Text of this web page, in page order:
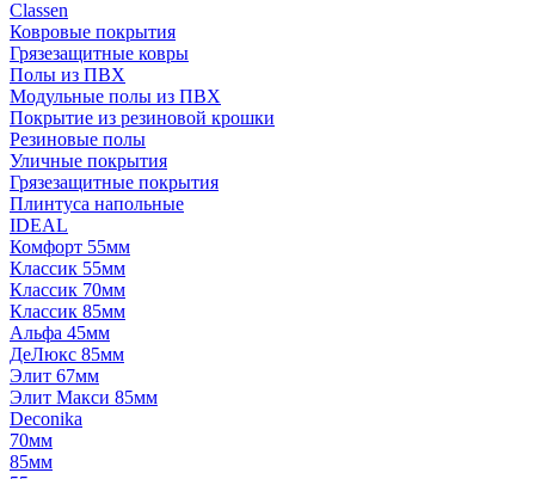
Classen
Ковровые покрытия
Грязезащитные ковры
Полы из ПВХ
Модульные полы из ПВХ
Покрытие из резиновой крошки
Резиновые полы
Уличные покрытия
Грязезащитные покрытия
Плинтуса напольные
IDEAL
Комфорт 55мм
Классик 55мм
Классик 70мм
Классик 85мм
Альфа 45мм
ДеЛюкс 85мм
Элит 67мм
Элит Макси 85мм
Deconika
70мм
85мм